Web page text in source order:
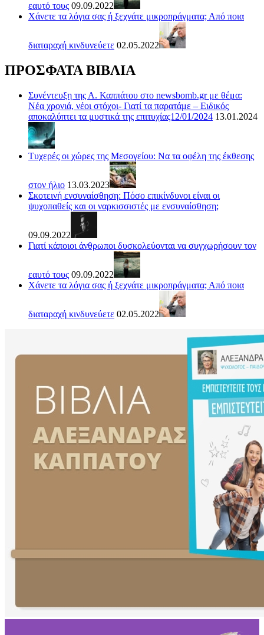
εαυτό τους 09.09.2022
Χάνετε τα λόγια σας ή ξεχνάτε μικροπράγματα; Από ποια
διαταραχή κινδυνεύετε 02.05.2022
ΠΡΟΣΦΑΤΑ ΒΙΒΛΙΑ
Συνέντευξη της Α. Καππάτου στο newsbomb.gr με θέμα:
Νέα χρονιά, νέοι στόχοι- Γιατί τα παρατάμε – Ειδικός
αποκαλύπτει τα μυστικά της επιτυχίας12/01/2024 13.01.2024
Τυχερές οι χώρες της Μεσογείου: Να τα οφέλη της έκθεσης
στον ήλιο 13.03.2023
Σκοτεινή ενσυναίσθηση: Πόσο επικίνδυνοι είναι οι
ψυχοπαθείς και οι ναρκισσιστές με ενσυναίσθηση;
09.09.2022
Γιατί κάποιοι άνθρωποι δυσκολεύονται να συγχωρήσουν τον
εαυτό τους 09.09.2022
Χάνετε τα λόγια σας ή ξεχνάτε μικροπράγματα; Από ποια
διαταραχή κινδυνεύετε 02.05.2022